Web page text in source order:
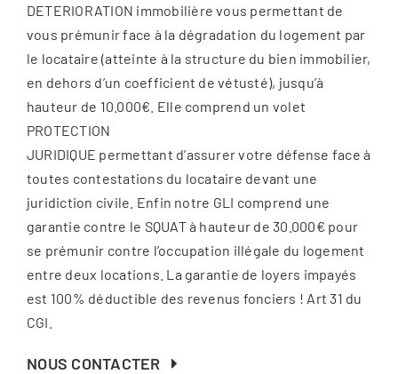
DETERIORATION immobilière vous permettant de
vous prémunir face à la dégradation du logement par
le locataire (atteinte à la structure du bien immobilier,
en dehors d’un coefficient de vétusté), jusqu’à
hauteur de 10.000€. Elle comprend un volet
PROTECTION
JURIDIQUE permettant d’assurer votre défense face à
toutes contestations du locataire devant une
juridiction civile. Enfin notre GLI comprend une
garantie contre le SQUAT à hauteur de 30.000€ pour
se prémunir contre l’occupation illégale du logement
entre deux locations. La garantie de loyers impayés
est 100% déductible des revenus fonciers ! Art 31 du
CGI.
NOUS CONTACTER